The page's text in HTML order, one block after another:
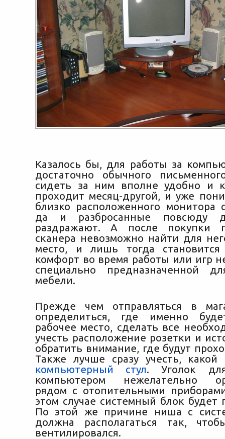
Казалось бы, для работы за
достаточно обычного
сидеть за ним вполне удобно и
проходит месяц-другой, и уже
близко расположенного монитора
да и разбросанные повсюду
раздражают. А после покупки
сканера невозможно найти для
место, и лишь тогда становится
комфорт во время работы или игр
специально предназначенной
мебели.
Прежде чем отправляться в
определиться, где именно
рабочее место, сделать все
учесть расположение розетки и
обратить внимание, где будут
Также лучше сразу учесть, какой
компьютерный стул. Уголок
компьютером нежелательно
рядом с отопительными
этом случае системный блок будет
По этой же причине ниша с
должна располагаться так,
вентилировался.